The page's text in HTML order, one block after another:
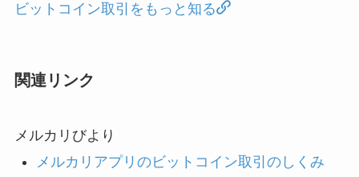
ビットコイン取引をもっと知る
関連リンク
メルカリびより
メルカリアプリのビットコイン取引のしくみ